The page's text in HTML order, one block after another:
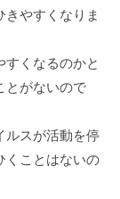
やすくなりま
くなるのかと
とがないので
ルスが活動を停
くことはないの